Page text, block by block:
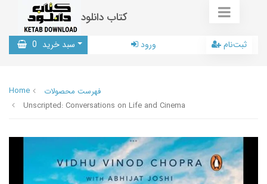
کتاب دانلود
سبد خرید 0 ورود ثبت‌نام
Home
فهرست محصولات
Unscripted: Conversations on Life and Cinema